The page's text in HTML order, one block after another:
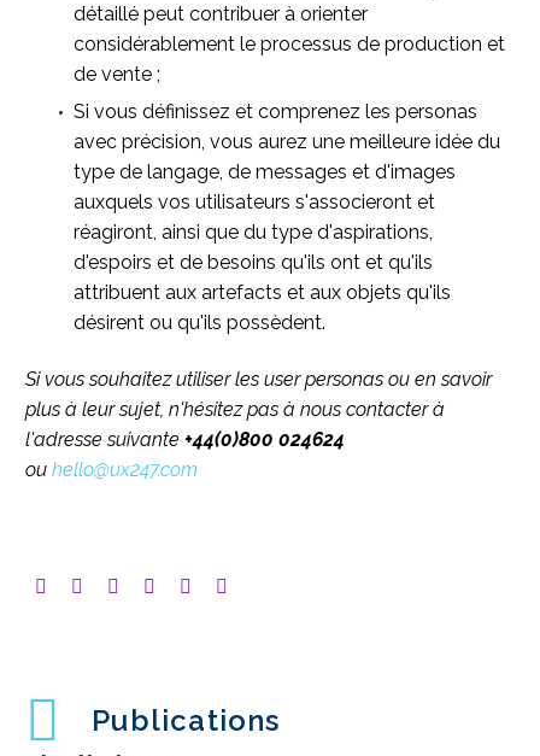
détaillé peut contribuer à orienter
considérablement le processus de production et
de vente ;
Si vous définissez et comprenez les personas
avec précision, vous aurez une meilleure idée du
type de langage, de messages et d'images
auxquels vos utilisateurs s'associeront et
réagiront, ainsi que du type d'aspirations,
d'espoirs et de besoins qu'ils ont et qu'ils
attribuent aux artefacts et aux objets qu'ils
désirent ou qu'ils possèdent.
Si vous souhaitez utiliser les user personas ou en savoir
plus à leur sujet, n'hésitez pas à nous contacter à
l'adresse suivante +44(0)800 024624
ou hello@ux247.com
Publications